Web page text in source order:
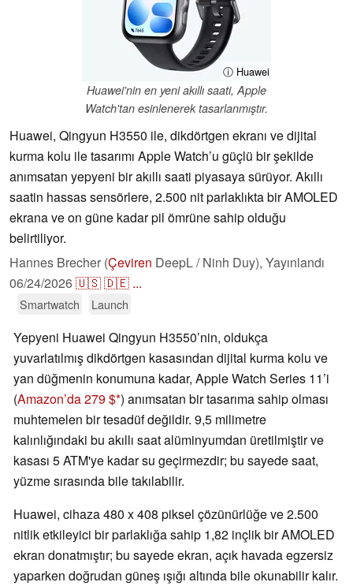
ⓘ Huawei
Huawei'nin en yeni akıllı saati, Apple
Watch'tan esinlenerek tasarlanmıştır.
Huawei, Qingyun H3550 ile, dikdörtgen ekranı ve dijital
kurma kolu ile tasarımı Apple Watch’u güçlü bir şekilde
anımsatan yepyeni bir akıllı saati piyasaya sürüyor. Akıllı
saatin hassas sensörlere, 2.500 nit parlaklıkta bir AMOLED
ekrana ve on güne kadar pil ömrüne sahip olduğu
belirtiliyor.
Hannes Brecher (Çeviren DeepL / Ninh Duy), Yayınlandı
06/24/2026🇺🇸🇩🇪 ...
Smartwatch Launch
Yepyeni Huawei Qingyun H3550’nin, oldukça
yuvarlatılmış dikdörtgen kasasından dijital kurma kolu ve
yan düğmenin konumuna kadar, Apple Watch Series 11’i
(Amazon’da 279 $ ) anımsatan bir tasarıma sahip olması
muhtemelen bir tesadüf değildir. 9,5 milimetre
kalınlığındaki bu akıllı saat alüminyumdan üretilmiştir ve
kasası 5 ATM'ye kadar su geçirmezdir; bu sayede saat,
yüzme sırasında bile takılabilir.
Huawei, cihaza 480 x 408 piksel çözünürlüğe ve 2.500
nitlik etkileyici bir parlaklığa sahip 1,82 inçlik bir AMOLED
ekran donatmıştır; bu sayede ekran, açık havada egzersiz
yaparken doğrudan güneş ışığı altında bile okunabilir kalır.